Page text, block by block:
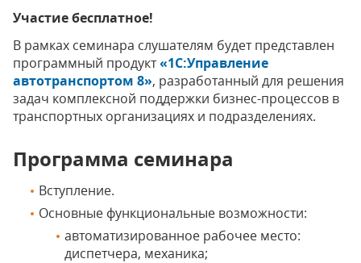
Участие бесплатное!
В рамках семинара слушателям будет представлен
программный продукт«1С:Управление
автотранспортом 8», разработанный для решения
задач комплексной поддержки бизнес-процессов в
транспортных организациях и подразделениях.
Программа семинара
Вступление.
Основные функциональные возможности:
автоматизированное рабочее место:
диспетчера, механика;